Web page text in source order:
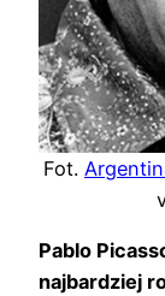
Fot.
Pablo
najbardziej